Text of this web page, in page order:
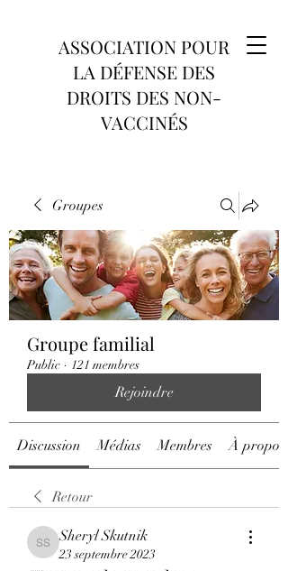
ASSOCIATION POUR
LA DÉFENSE DES
DROITS DES NON-
VACCINÉS
Groupes
Groupe familial
Public · 121 membres
Rejoindre
Discussion Médias Membres À propos
Retour
Sheryl Skutnik
Sheryl Skutnik
23 septembre 2023